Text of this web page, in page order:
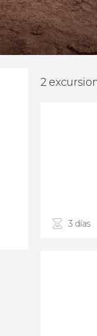
2
3 días